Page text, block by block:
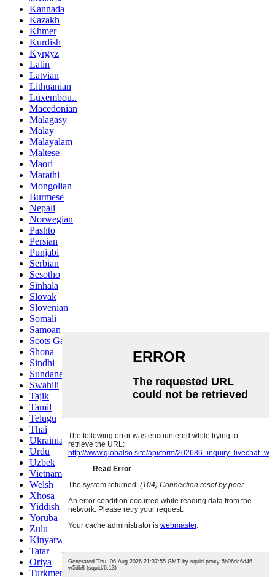
Kannada
Kazakh
Khmer
Kurdish
Kyrgyz
Latin
Latvian
Lithuanian
Luxembou..
Macedonian
Malagasy
Malay
Malayalam
Maltese
Maori
Marathi
Mongolian
Burmese
Nepali
Norwegian
Pashto
Persian
Punjabi
Serbian
Sesotho
Sinhala
Slovak
Slovenian
Somali
Samoan
Scots Gaelic
Shona
Sindhi
Sundanese
Swahili
Tajik
Tamil
Telugu
Thai
Ukrainian
Urdu
Uzbek
Vietnamese
Welsh
Xhosa
Yiddish
Yoruba
Zulu
Kinyarwanda
Tatar
Oriya
Turkmen